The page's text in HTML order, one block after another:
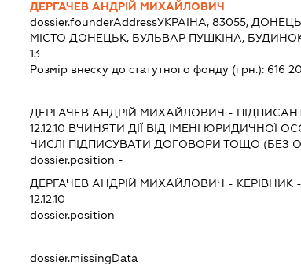
ДЕРГАЧЕВ АНДРІЙ МИХАЙЛОВИЧ
dossier.founderAddressУКРАЇНА, 83055,
МІСТО ДОНЕЦЬК, БУЛЬВАР ПУШКІНА,
13
Розмір внеску до статутного фонду (грн.): 616
ДЕРГАЧЕВ АНДРІЙ МИХАЙЛОВИЧ -
12.12.10 ВЧИНЯТИ ДІЇ ВІД ІМЕНІ ЮРИДИЧНОЇ
ЧИСЛІ ПІДПИСУВАТИ ДОГОВОРИ ТОЩО (БЕЗ
dossier.position -
ДЕРГАЧЕВ АНДРІЙ МИХАЙЛОВИЧ - КЕРІВНИК
12.12.10
dossier.position -
dossier.missingData